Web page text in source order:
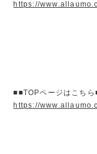
https://
■■TOPページはこちら
https://